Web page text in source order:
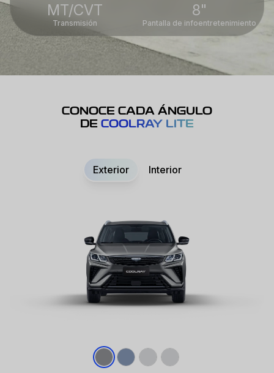
MT/CVT
Transmisión
8"
Pantalla de infoentretenimiento
CONOCE CADA ÁNGULO
DE COOLRAY LITE
Exterior Interior